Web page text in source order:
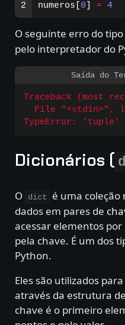
numeros
0 = 4
O seguinte erro do tipo
pelo interpretador do
Traceback (most
File "<stdin>",
Dicionários (
O dict é uma coleção
dados em pares de
acessar elementos por
pela chave. É um dos
Python.
Eles são utilizados
através da estrutura
chave é o primeiro